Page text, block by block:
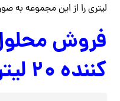
لیتری را از این مجموعه به
فروش
کننده ۲۰ لیتری